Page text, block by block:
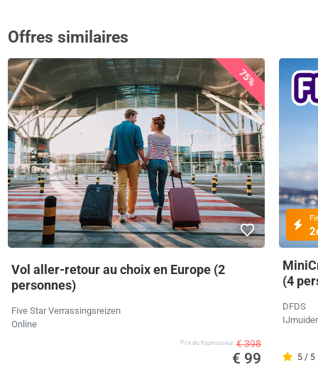
Offres similaires
75%
Vol aller-retour au choix en Europe (2
personnes)
Five Star Verrassingsreizen
Online
Prix ​​du fournisseur € 398
€ 99
(4
DFDS
5 / 5